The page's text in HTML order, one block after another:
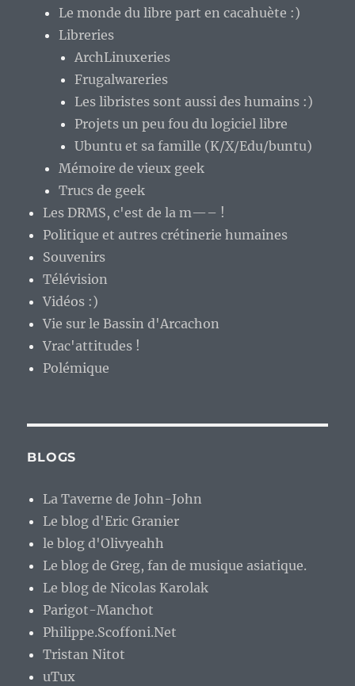
Le monde du libre part en cacahuète :)
Libreries
ArchLinuxeries
Frugalwareries
Les libristes sont aussi des humains :)
Projets un peu fou du logiciel libre
Ubuntu et sa famille (K/X/Edu/buntu)
Mémoire de vieux geek
Trucs de geek
Les DRMS, c'est de la m—– !
Politique et autres crétinerie humaines
Souvenirs
Télévision
Vidéos :)
Vie sur le Bassin d'Arcachon
Vrac'attitudes !
Polémique
BLOGS
La Taverne de John-John
Le blog d'Eric Granier
le blog d'Olivyeahh
Le blog de Greg, fan de musique asiatique.
Le blog de Nicolas Karolak
Parigot-Manchot
Philippe.Scoffoni.Net
Tristan Nitot
uTux